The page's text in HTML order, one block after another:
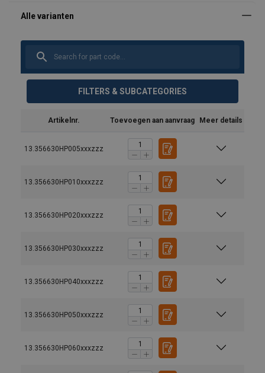
FILTERS & SUBCATEGORIES
Artikelnr. Toevoegen aan aanvraag Meer details
13.356630HP005xxxzzz
13.356630HP010xxxzzz
13.356630HP020xxxzzz
13.356630HP030xxxzzz
13.356630HP040xxxzzz
13.356630HP050xxxzzz
13.356630HP060xxxzzz